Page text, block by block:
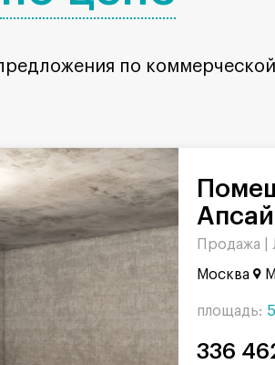
по коммерческой
Помещение Молдавская в БЦ
Продажа |
Москва
площадь:
336